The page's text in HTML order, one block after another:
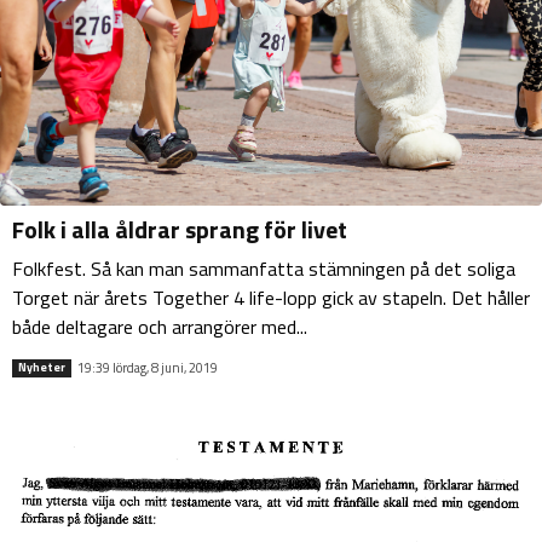
Folk i alla åldrar sprang för livet
Folkfest. Så kan man sammanfatta stämningen på det soliga
Torget när årets Together 4 life-lopp gick av stapeln. Det håller
både deltagare och arrangörer med...
Nyheter 19:39 lördag, 8 juni, 2019